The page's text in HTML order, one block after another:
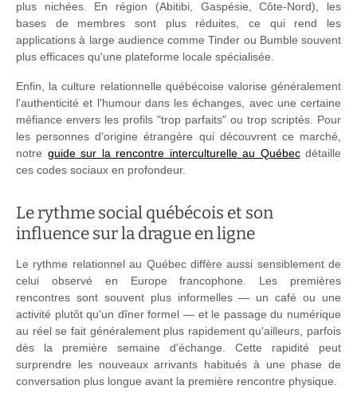
plus nichées. En région (Abitibi, Gaspésie, Côte-Nord), les
bases de membres sont plus réduites, ce qui rend les
applications à large audience comme Tinder ou Bumble souvent
plus efficaces qu'une plateforme locale spécialisée.
Enfin, la culture relationnelle québécoise valorise généralement
l'authenticité et l'humour dans les échanges, avec une certaine
méfiance envers les profils "trop parfaits" ou trop scriptés. Pour
les personnes d'origine étrangère qui découvrent ce marché,
notre guide sur la rencontre interculturelle au Québecdétaille
ces codes sociaux en profondeur.
Le rythme social québécois et son
influence sur la drague en ligne
Le rythme relationnel au Québec diffère aussi sensiblement de
celui observé en Europe francophone. Les premières
rencontres sont souvent plus informelles — un café ou une
activité plutôt qu'un dîner formel — et le passage du numérique
au réel se fait généralement plus rapidement qu'ailleurs, parfois
dès la première semaine d'échange. Cette rapidité peut
surprendre les nouveaux arrivants habitués à une phase de
conversation plus longue avant la première rencontre physique.